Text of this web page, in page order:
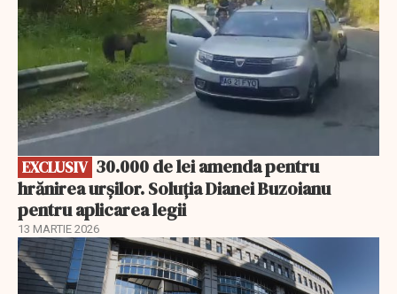
EXCLUSIV
hrănirea urșilor. Soluția Dianei Buzoianu
pentru aplicarea legii
13 MARTIE 2026